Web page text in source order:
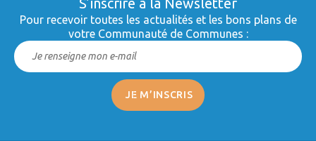
Pour recevoir toutes les actualités et les bons plans de
votre Communauté de Communes :